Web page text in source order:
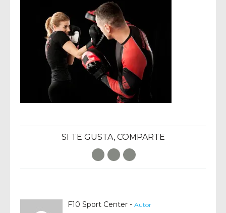
SI TE GUSTA, COMPARTE
Facebook
TwitterE-Mail
F10 Sport Center - Autor